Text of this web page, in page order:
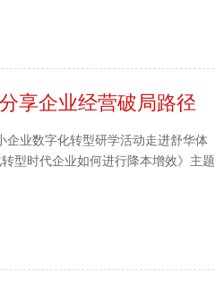
享企业经营破局路径
业数字化转型研学活动走进舒华体
型时代企业如何进行降本增效》主题